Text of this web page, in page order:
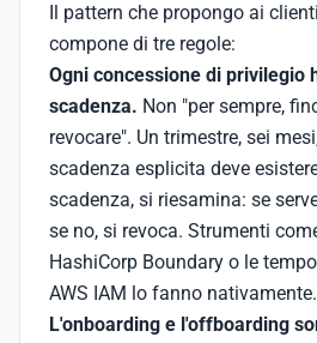
Il pattern che propongo ai
compone di tre regole:
Ogni concessione di privilegio
scadenza. Non "per sempre,
revocare". Un trimestre, sei
scadenza esplicita deve
scadenza, si riesamina: se
se no, si revoca. Strumenti
HashiCorp Boundary o le
AWS IAM lo fanno nativamente.
L'onboarding e l'offboarding